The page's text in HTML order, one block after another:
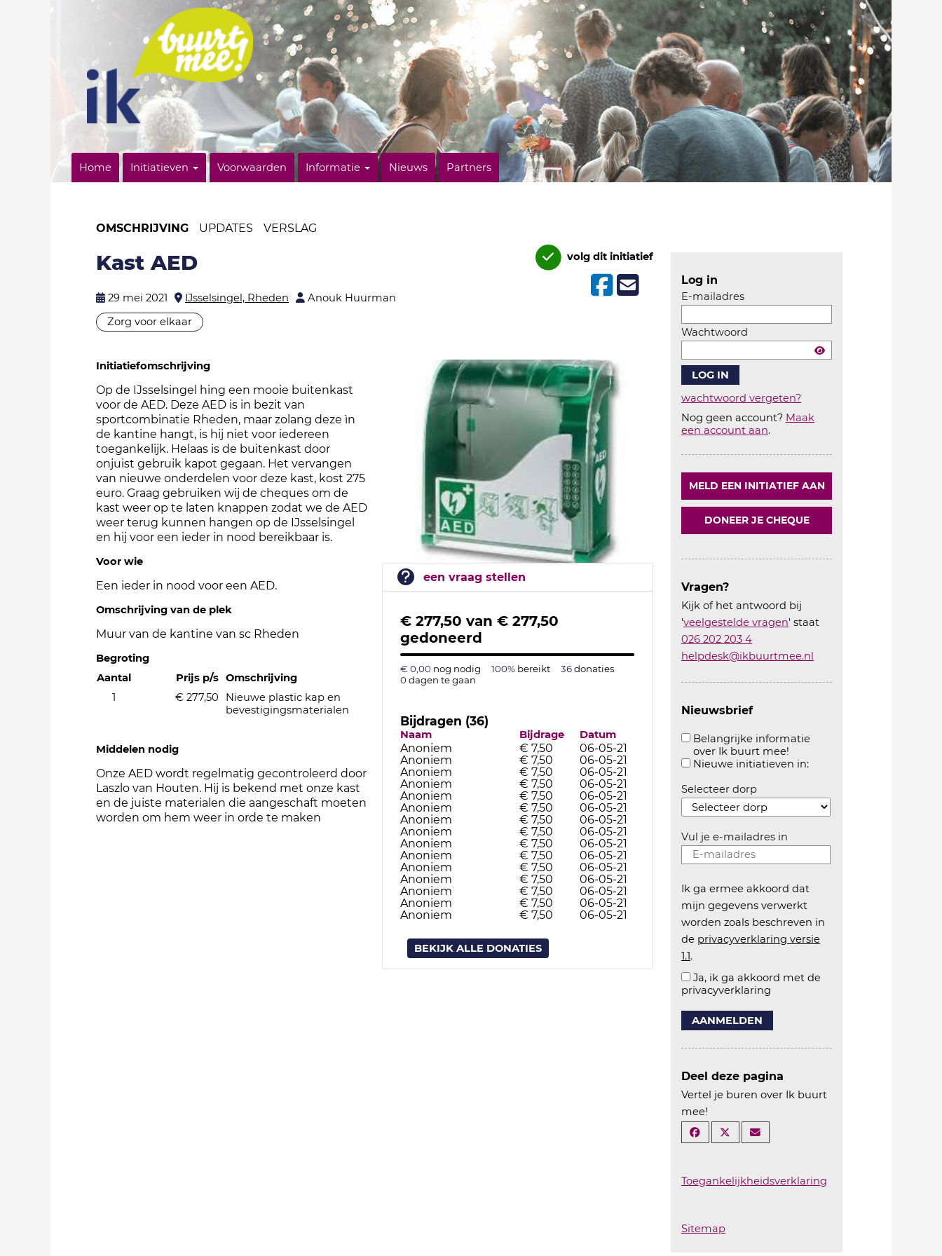
Home Initiatieven Voorwaarden Informatie Nieuws Partners
OMSCHRIJVING UPDATES VERSLAG
Kast AED
29 mei 2021 IJsselsingel, Rheden
Anouk Huurman
Zorg voor elkaar
volg dit initiatief
een vraag stellen
€ 277,50 van € 277,50
gedoneerd
€ 0,00 nog nodig 100% bereikt 36donaties
0dagen te gaan
Bijdragen (36)
Naam Bijdrage Datum
Anoniem € 7,50
06-05-21
Anoniem
€ 7,50
06-05-21
Anoniem
€ 7,50
06-05-21
Anoniem
€ 7,50
06-05-21
Anoniem
€ 7,50
06-05-21
Anoniem
€ 7,50
06-05-21
Anoniem
€ 7,50
06-05-21
Anoniem
€ 7,50
06-05-21
Anoniem
€ 7,50
06-05-21
Anoniem
€ 7,50
06-05-21
Anoniem
€ 7,50
06-05-21
Anoniem
€ 7,50
06-05-21
Anoniem
€ 7,50
06-05-21
Anoniem
€ 7,50
06-05-21
Anoniem
€ 7,50 06-05-21
BEKIJK ALLE DONATIES
Initiatiefomschrijving
Op de IJsselsingel hing een mooie buitenkast
voor de AED. Deze AED is in bezit van
sportcombinatie Rheden, maar zolang deze ìn
de kantine hangt, is hij niet voor iedereen
toegankelijk. Helaas is de buitenkast door
onjuist gebruik kapot gegaan. Het vervangen
van nieuwe onderdelen voor deze kast, kost 275
euro. Graag gebruiken wij de cheques om de
kast weer op te laten knappen zodat we de AED
weer terug kunnen hangen op de IJsselsingel
en hij voor een ieder in nood bereikbaar is.
Voor wie
Een ieder in nood voor een AED.
Omschrijving van de plek
Muur van de kantine van sc Rheden
Begroting
Aantal
Prijs p/s Omschrijving
1
€ 277,50
Nieuwe plastic kap en
bevestigingsmaterialen
Middelen nodig
Onze AED wordt regelmatig gecontroleerd door
Laszlo van Houten. Hij is bekend met onze kast
en de juiste materialen die aangeschaft moeten
worden om hem weer in orde te maken
Log in
E-mailadres
Wachtwoord
wachtwoord vergeten?
Nog geen account? Maak
een account aan.Account
MELD EEN INITIATIEF AAN
DONEER JE CHEQUE
Vragen?
Kijk of het antwoord bij
'veelgestelde vragen' staat
026 202 203 4
helpdesk@ikbuurtmee.nl
Nieuwsbrief
Belangrijke informatie
over Ik buurt mee!
Aanvinken om belangrijke informatie over
Nieuwe initiatieven in:Aanvinken om
Selecteer dorp
Vul je e-mailadres in
Ik ga ermee akkoord dat
mijn gegevens verwerkt
worden zoals beschreven in
de privacyverklaring versie
1.1.
Ja, ik ga akkoord met de
privacyverklaring
AANMELDEN
Deel deze pagina
Vertel je buren over Ik buurt
mee!
Toegankelijkheidsverklaring
Sitemap